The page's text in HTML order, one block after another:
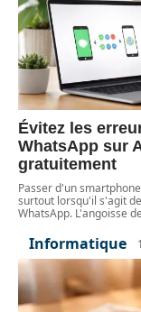
Évitez les
WhatsApp sur
gratuitement
Passer d'un
surtout lorsqu'il s'agit
WhatsApp. L'angoisse
Informatique